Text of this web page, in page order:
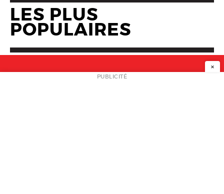
LES PLUS
POPULAIRES
NEWSLETTER
×
PUBLICITÉ